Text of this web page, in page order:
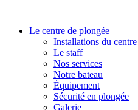
Le centre de plongée
Installations du centre
Le staff
Nos services
Notre bateau
Équipement
Sécurité en plongée
Galerie